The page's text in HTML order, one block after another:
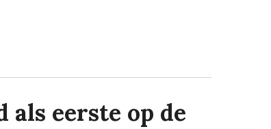
eerste op de